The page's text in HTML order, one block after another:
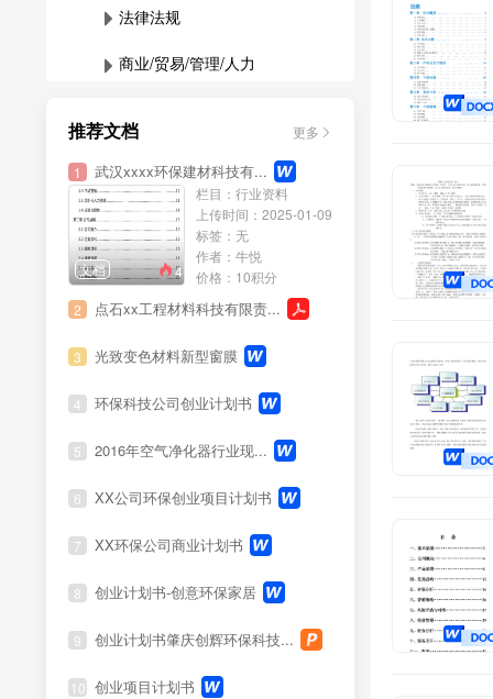
法律法规
商业/贸易/管理/人力
农林牧渔
社会科学
资格考试资料
职称资料
推荐文档 更多
1 武汉xxxx环保建材科技有...
文档 4
栏目：行业资料
上传时间：2025-01-09
标签：无
作者：牛悦
价格：10积分
2
点石xx工程材料科技有限责...
3 光致变色材料新型窗膜
4 环保科技公司创业计划书
5 2016年空气净化器行业现...
6 XX公司环保创业项目计划书
7 XX环保公司商业计划书
8 创业计划书-创意环保家居
9 创业计划书肇庆创辉环保科技...
10 创业项目计划书